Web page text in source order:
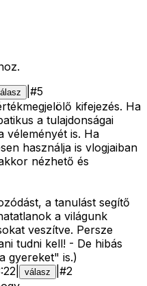
#5
kifejezés. Ha
a tulajdonságai
véleményét is. Ha
használja is vlogjaiban
nézhető és
a tanulást segítő
a világunk
veszítve. Persze
tudni kell! - De hibás
gyereket" is.)
válasz #2